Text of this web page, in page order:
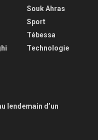
Souk Ahras
Sport
Tébessa
Technologie
lendemain d’un